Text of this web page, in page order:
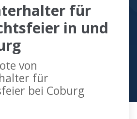
für
in und
von
für
bei Coburg